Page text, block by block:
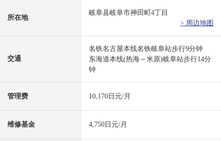
所在地
岐阜县岐阜市神田町4丁目
> 周边地图
交通
名铁名古屋本线名铁岐阜站步行9分钟
东海道本线(热海～米原)岐阜站步行14分
钟
管理费 10,170日元/月
维修基金 4,750日元/月